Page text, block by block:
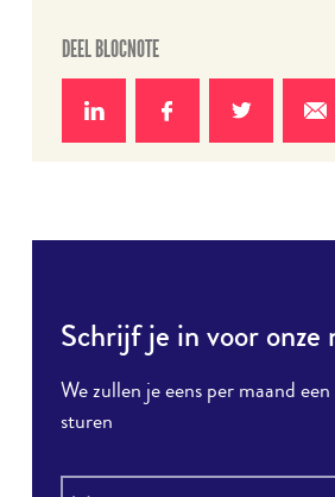
DEEL BLOCNOTE
LinkedInFacebookTwitter mail
Schrijf je in voor onze
We zullen je eens per maand
sturen